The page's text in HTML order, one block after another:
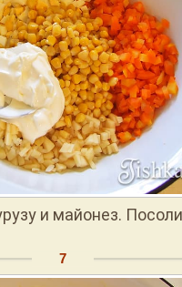
и майонез.